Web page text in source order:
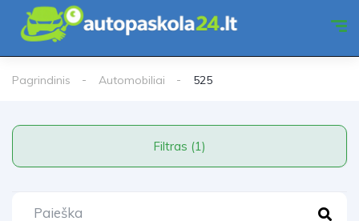
Pagrindinis Automobiliai 525
Filtras (1)